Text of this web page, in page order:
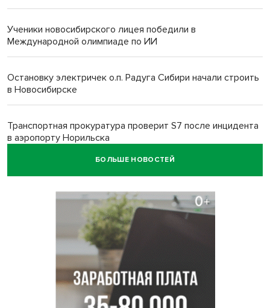
Ученики новосибирского лицея победили в
Международной олимпиаде по ИИ
Остановку электричек о.п. Радуга Сибири начали строить
в Новосибирске
Транспортная прокуратура проверит S7 после инцидента
в аэропорту Норильска
БОЛЬШЕ НОВОСТЕЙ